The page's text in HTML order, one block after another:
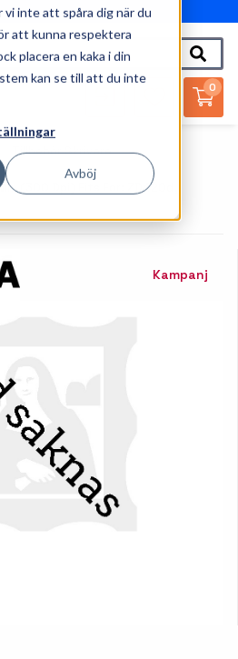
vi inte att spåra dig när du
att kunna respektera
placera en kaka i din
kan se till att du inte
Avböj
0
Tillbehör Skrivare
(300 Dpi) Fits For: ZD420d,
Kampanj